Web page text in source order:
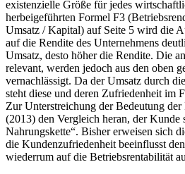
existenzielle Größe für jedes
herbeigeführten Formel F3
Umsatz / Kapital) auf Seite 5 wird die
auf die Rendite des Unternehmens
Umsatz, desto höher die Rendite. Die
relevant, werden jedoch aus den oben
vernachlässigt. Da der Umsatz durch
steht diese und deren Zufriedenheit im
Zur Unterstreichung der Bedeutung
(2013) den Vergleich heran, der Kunde
Nahrungskette“. Bisher erweisen sich
die Kundenzufriedenheit beeinflusst
wiederrum auf die Betriebsrentabilität